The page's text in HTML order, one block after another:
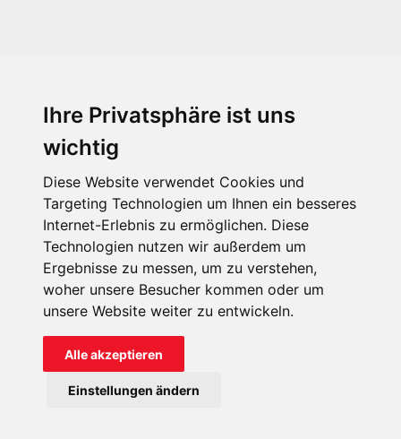
Ihre Privatsphäre ist uns
wichtig
Diese Website verwendet Cookies und
Targeting Technologien um Ihnen ein besseres
Internet-Erlebnis zu ermöglichen. Diese
Technologien nutzen wir außerdem um
Ergebnisse zu messen, um zu verstehen,
woher unsere Besucher kommen oder um
unsere Website weiter zu entwickeln.
Alle akzeptieren
Einstellungen ändern
KIRCHE IN NOT - Österreich
kin@kircheinnot.at
KIN weltweit
Impressum Datenschutz